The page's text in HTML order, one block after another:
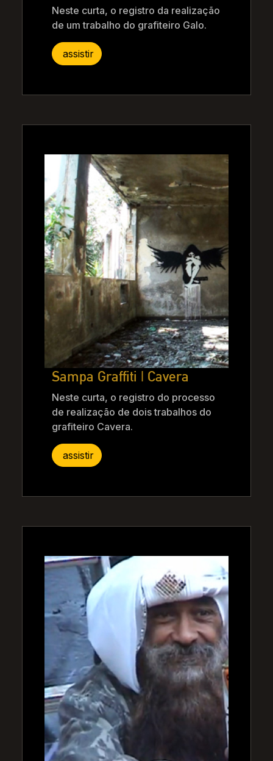
Neste curta, o registro da realização
de um trabalho do grafiteiro Galo.
assistir
Sampa Graffiti | Cavera
Neste curta, o registro do processo
de realização de dois trabalhos do
grafiteiro Cavera.
assistir